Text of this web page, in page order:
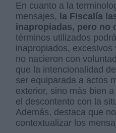
En cuanto a la
mensajes,
la Fiscalía
inapropiadas, pero no
términos utilizados
inapropiados,
no nacieron con
que la intencionalidad
ser equiparada a actos
exterior, sino más bien
el descontento con la
Además, destaca que
contextualizar los